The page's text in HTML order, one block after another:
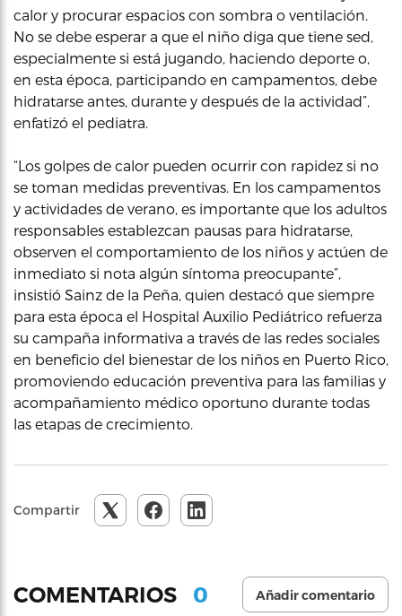
calor y procurar espacios con sombra o ventilación.
No se debe esperar a que el niño diga que tiene sed,
especialmente si está jugando, haciendo deporte o,
en esta época, participando en campamentos, debe
hidratarse antes, durante y después de la actividad”,
enfatizó el pediatra.
“Los golpes de calor pueden ocurrir con rapidez si no
se toman medidas preventivas. En los campamentos
y actividades de verano, es importante que los adultos
responsables establezcan pausas para hidratarse,
observen el comportamiento de los niños y actúen de
inmediato si nota algún síntoma preocupante”,
insistió Sainz de la Peña, quien destacó que siempre
para esta época el Hospital Auxilio Pediátrico refuerza
su campaña informativa a través de las redes sociales
en beneficio del bienestar de los niños en Puerto Rico,
promoviendo educación preventiva para las familias y
acompañamiento médico oportuno durante todas
las etapas de crecimiento.
Compartir
COMENTARIOS 0 Añadir comentario